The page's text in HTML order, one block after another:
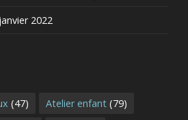
2022
(47) Atelier enfant (79)